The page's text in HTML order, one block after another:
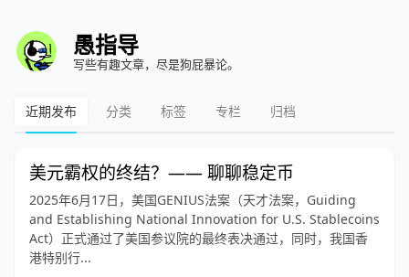
愚指导
写些有趣文章，尽是狗屁暴论。
近期发布 分类 标签 专栏 归档
美元霸权的终结？—— 聊聊稳定币
2025年6月17日，美国GENIUS法案（天才法案，Guiding
and Establishing National Innovation for U.S. Stablecoins
Act）正式通过了美国参议院的最终表决通过，同时，我国香
港特别行...